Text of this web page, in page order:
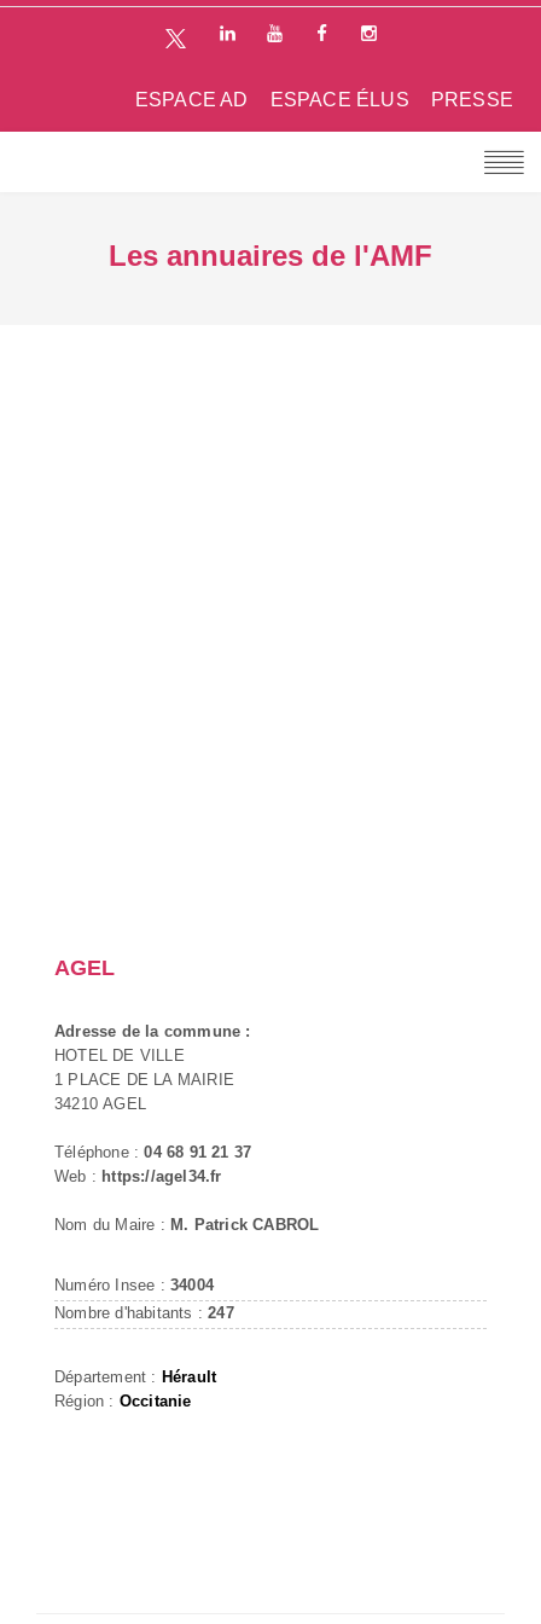
PRESSE
ESPACE ÉLUS
ESPACE AD
Les annuaires de l'AMF
AGEL
Adresse de la commune :
HOTEL DE VILLE
1 PLACE DE LA MAIRIE
34210 AGEL
Téléphone :04 68 91 21 37
Web : https://agel34.fr
Nom du Maire : M. Patrick CABROL
Numéro Insee : 34004
Nombre d'habitants :247
Département : Hérault
Région : Occitanie